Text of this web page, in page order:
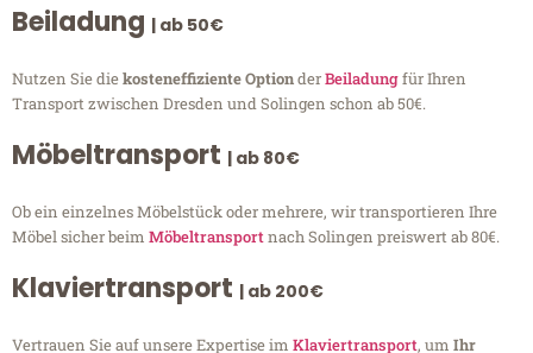
Beiladung | ab 50€
Nutzen Sie diekosteneffiziente OptionderBeiladungfür Ihren
Transport zwischen Dresden und Solingen schon ab 50€.
Möbeltransport | ab 80€
Ob ein einzelnes Möbelstück oder mehrere, wir transportieren Ihre
Möbel sicher beim Möbeltransportnach Solingen preiswert ab 80€.
Klaviertransport | ab 200€
Vertrauen Sie auf unsere Expertise im Klaviertransport, um Ihr